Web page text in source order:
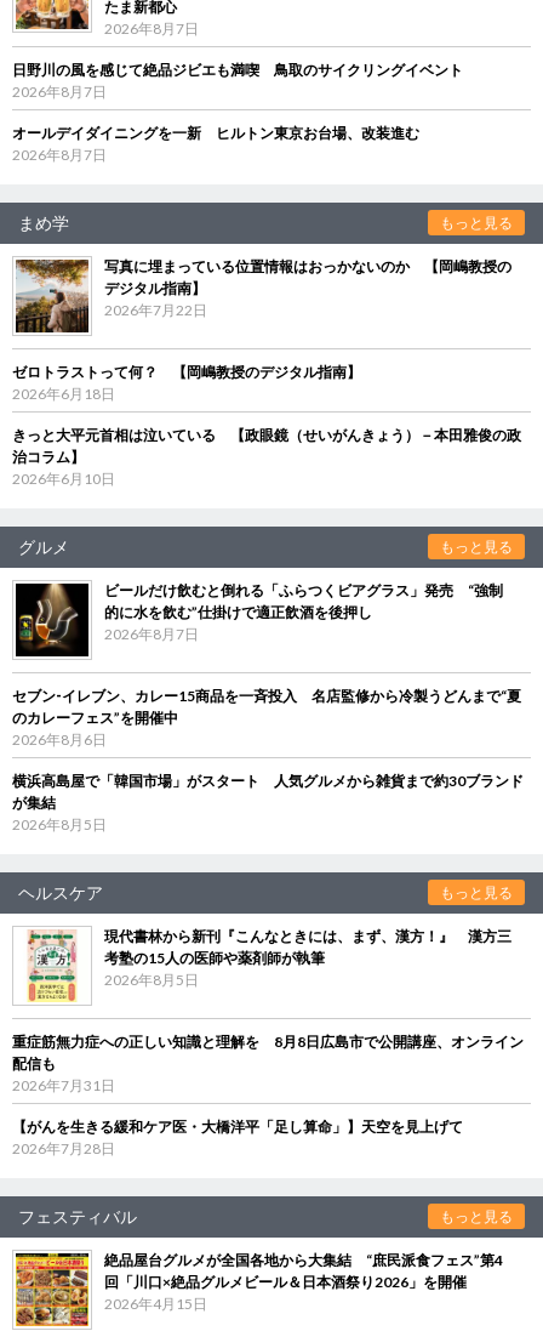
たま新都心
2026年8月7日
日野川の風を感じて絶品ジビエも満喫 鳥取のサイクリングイベント
2026年8月7日
オールデイダイニングを一新 ヒルトン東京お台場、改装進む
2026年8月7日
まめ学 もっと見る
写真に埋まっている位置情報はおっかないのか 【岡嶋教授の
デジタル指南】
2026年7月22日
ゼロトラストって何？ 【岡嶋教授のデジタル指南】
2026年6月18日
きっと大平元首相は泣いている 【政眼鏡（せいがんきょう）－本田雅俊の政
治コラム】
2026年6月10日
グルメ もっと見る
ビールだけ飲むと倒れる「ふらつくビアグラス」発売 “強制
的に水を飲む”仕掛けで適正飲酒を後押し
2026年8月7日
セブン‐イレブン、カレー15商品を一斉投入 名店監修から冷製うどんまで“夏
のカレーフェス”を開催中
2026年8月6日
横浜高島屋で「韓国市場」がスタート 人気グルメから雑貨まで約30ブランド
が集結
2026年8月5日
ヘルスケア もっと見る
現代書林から新刊『こんなときには、まず、漢方！』 漢方三
考塾の15人の医師や薬剤師が執筆
2026年8月5日
重症筋無力症への正しい知識と理解を 8月8日広島市で公開講座、オンライン
配信も
2026年7月31日
【がんを生きる緩和ケア医・大橋洋平「足し算命」】天空を見上げて
2026年7月28日
フェスティバル もっと見る
絶品屋台グルメが全国各地から大集結 “庶民派食フェス”第4
回「川口×絶品グルメビール＆日本酒祭り2026」を開催
2026年4月15日